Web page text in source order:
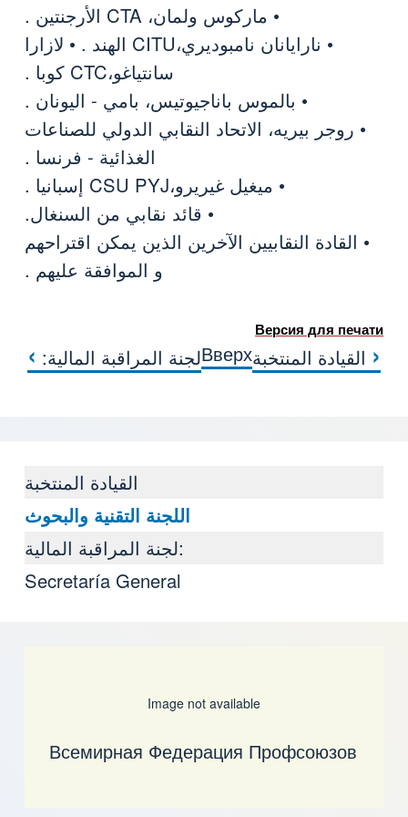
• ماركوس ولمان، CTA الأرجنتين .
• نارايانان نامبوديري،CITU الهند . • لازارا
سانتياغو،CTC كوبا .
• بالموس باناجيوتيس، بامي - اليونان .
• روجر بيريه، الاتحاد النقابي الدولي للصناعات
الغذائية - فرنسا .
• ميغيل غيريرو،CSU PYJ إسبانيا .
• قائد نقابي من السنغال.
• القادة النقابيين الآخرين الذين يمكن اقتراحهم
و الموافقة عليهم .
Версия для печати
TÉCNICA Y DE INVESTIGACIÓN
‹ القيادة المنتخبةВверхلجنة المراقبة المالية: ›
القيادة المنتخبة
اللجنة التقنية والبحوث
لجنة المراقبة المالية:
Secretaría General
Image not available
Всемирная Федерация Профсоюзов